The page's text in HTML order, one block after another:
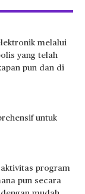
melalui
yang telah
pun dan di
untuk
program
pun secara